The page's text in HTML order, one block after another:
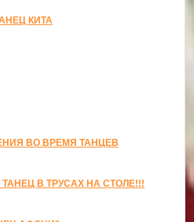
КИТА
ВО ВРЕМЯ ТАНЦЕВ
В ТРУСАХ НА СТОЛЕ!!!